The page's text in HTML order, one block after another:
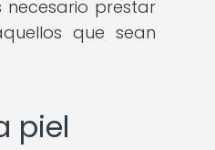
prestar
que sean
piel